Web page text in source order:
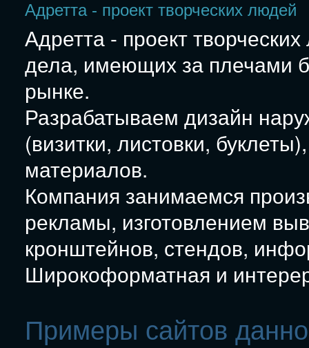
Адретта - проект творческих людей
Адретта - проект
дела, имеющих за плечами
рынке.
Разрабатываем дизайн
(визитки, листовки,
материалов.
Компания занимаемся
рекламы, изготовлением
кронштейнов, стендов,
Широкоформатная и
Примеры сайтов